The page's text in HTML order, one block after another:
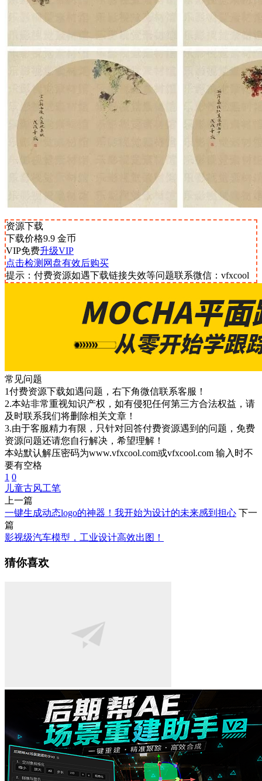
资源下载
下载价格9.9 金币
VIP免费升级VIP
点击检测网盘有效后购买
提示：付费资源如遇下载链接失效等问题联系微信：vfxcool
常见问题
1付费资源下载如遇问题，右下角微信联系客服！
2.本站非常重视知识产权，如有侵犯任何第三方合法权益，请
及时联系我们将删除相关文章！
3.由于客服精力有限，只针对回答付费资源遇到的问题，免费
资源问题还请您自行解决，希望理解！
本站默认解压密码为www.vfxcool.com或vfxcool.com 输入时不
要有空格
1 0
儿童古风工笔
上一篇
一键生成动态logo的神器！我开始为设计的未来感到担心 下一
篇
影视级汽车模型，工业设计高效出图！
猜你喜欢